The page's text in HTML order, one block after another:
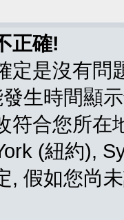
正確!
定是沒有問
生時間顯
符合您所在
(紐約),
, 假如您尚